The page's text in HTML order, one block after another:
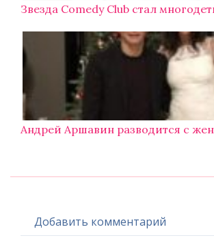
Звезда Comedy Club стал
Андрей Аршавин разводится с
Добавить комментарий